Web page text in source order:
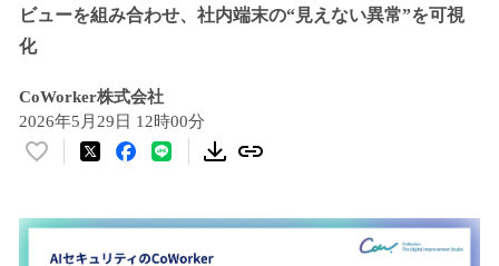
ビューを組み合わせ、社内端末の“見えない異常”を可視
化
CoWorker株式会社
2026年5月29日 12時00分
い
！
数